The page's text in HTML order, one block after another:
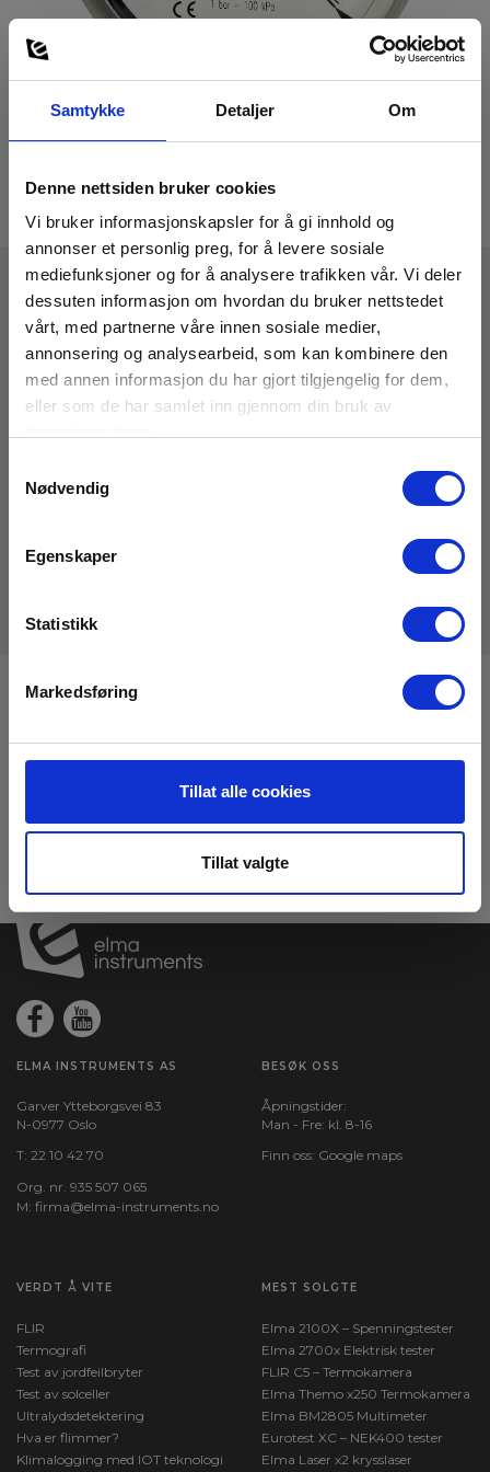
Samtykke Detaljer Om
Denne nettsiden bruker cookies
Vi bruker informasjonskapsler for å gi innhold og
annonser et personlig preg, for å levere sosiale
mediefunksjoner og for å analysere trafikken vår. Vi deler
dessuten informasjon om hvordan du bruker nettstedet
vårt, med partnerne våre innen sosiale medier,
annonsering og analysearbeid, som kan kombinere den
med annen informasjon du har gjort tilgjengelig for dem,
eller som de har samlet inn gjennom din bruk av
Nødvendig
Egenskaper
Statistikk
Markedsføring
Tillat alle cookies
Tillat valgte
Tekniske Data
Elma_Datasheet_Nuova_Fima_MGS10_DN100__EN.pdf
Registrere deg for nyhetsbrev!
Hold deg oppdatert og få de gode tilbudene på mail
med våre ukentlige nyhetsbrev E-News
GDPR Personvernbeskyttelse. Du kan når som helst avslutte
ELMA INSTRUMENTS AS
Garver Ytteborgsvei 83
N-0977 Oslo
T: 22 10 42 70
Org. nr. 935 507 065
M: firma@elma-instruments.no​
BESØK OSS
Åpningstider:
Man - Fre: kl. 8-16
Finn oss: Google maps
VERDT Å VITE
FLIR
Termografi
Test av jordfeilbryter
Test av solceller
Ultralydsdetektering
Hva er flimmer?
Klimalogging med IOT teknologi
MEST SOLGTE
Elma 2100X – Spenningstester
Elma 2700x Elektrisk tester
FLIR C5 – Termokamera
Elma Themo x250 Termokamera
Elma BM2805 Multimeter
Eurotest XC – NEK400 tester
Elma Laser x2 krysslaser